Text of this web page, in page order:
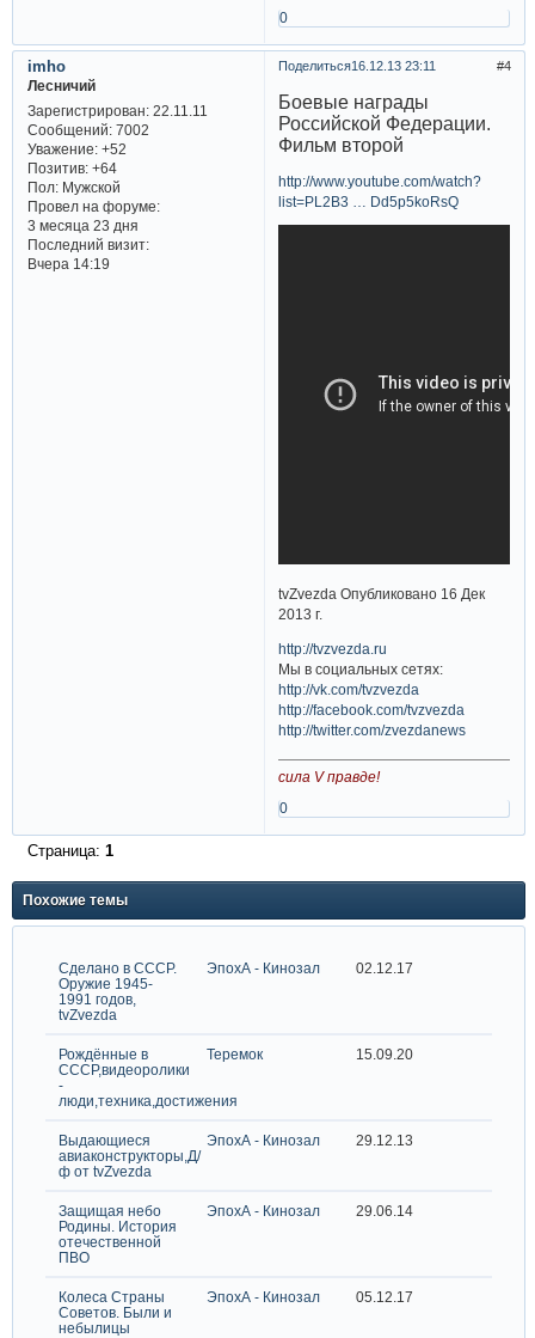
0
Поделиться 4
16.12.13 23:11
imho
Лесничий
Зарегистрирован: 22.11.11
Сообщений:7002
Уважение: +52
Позитив: +64
Пол:Мужской
Провел на форуме:
3 месяца 23 дня
Последний визит:
Вчера 14:19
Боевые награды
Российской Федерации.
Фильм второй
http://www.youtube.com/watch?
list=PL2B3 … Dd5p5koRsQ
tvZvezda Опубликовано 16 Дек
2013 г.
http://tvzvezda.ru
Мы в социальных сетях:
http://vk.com/tvzvezda
http://facebook.com/tvzvezda
http://twitter.com/zvezdanews
сила V правде!
0
Страница: 1
Похожие темы
Сделано в СССР.
Оружие 1945-
1991 годов,
tvZvezda
ЭпохА - Кинозал 02.12.17
Рождённые в
СССР,видеоролики
-
люди,техника,достижения
Теремок 15.09.20
Выдающиеся
авиаконструкторы,Д/
ф от tvZvezda
ЭпохА - Кинозал 29.12.13
Защищая небо
Родины. История
отечественной
ПВО
ЭпохА - Кинозал 29.06.14
Колеса Страны
Советов. Были и
небылицы
ЭпохА - Кинозал 05.12.17